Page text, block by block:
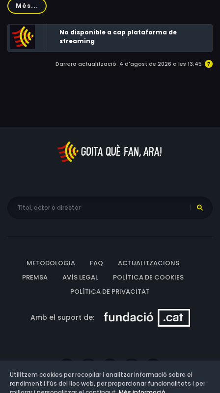
Gregor von Rezzori, Relja Bašić, Inigo Jackson, Václav
Lohniský, Emanuel Schmied, Erich Aberle, Anthony May,
Ivan Palúch, Zdeněk Kryzánek, Keith Richards, Karel
Krisanek, Hanna Axmann-Rezzori, Nadia Kotrosova,
Mikuláš Ladižinský, Osman Ragheb, Enzio von Rezzori,
Més...
No disponible a cap plataforma de
streaming
Darrera actualització: 4 d'agost de 2026 a les 13:45
METODOLOGIA FAQ
ACTUALITZACIONS
PREMSA
AVÍS LEGAL
POLÍTICA DE COOKIES
POLÍTICA DE PRIVACITAT
Amb el suport de:
Utilitzem cookies per recopilar i analitzar informació sobre el
rendiment i l’ús del lloc web, per proporcionar funcionalitats i per